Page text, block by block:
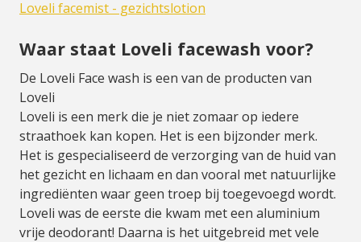
Loveli facemist - gezichtslotion
Waar staat Loveli facewash voor?
De Loveli Face wash is een van de producten van
Loveli
Loveli is een merk die je niet zomaar op iedere
straathoek kan kopen. Het is een bijzonder merk.
Het is gespecialiseerd de verzorging van de huid van
het gezicht en lichaam en dan vooral met natuurlijke
ingrediënten waar geen troep bij toegevoegd wordt.
Loveli was de eerste die kwam met een aluminium
vrije deodorant! Daarna is het uitgebreid met vele